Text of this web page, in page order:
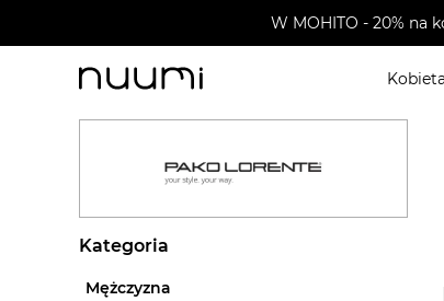
W MOHITO - 20% na
Kobieta
nuumi.pl > Wyprzedaże
Kategoria
Mężczyzna